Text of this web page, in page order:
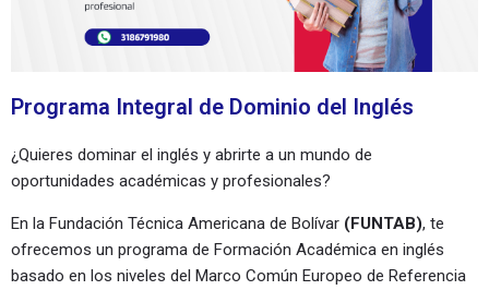
Programa Integral de Dominio del Inglés
¿Quieres dominar el inglés y abrirte a un mundo de
oportunidades académicas y profesionales?
En la Fundación Técnica Americana de Bolívar (FUNTAB), te
ofrecemos un programa de Formación Académica en inglés
basado en los niveles del Marco Común Europeo de Referencia